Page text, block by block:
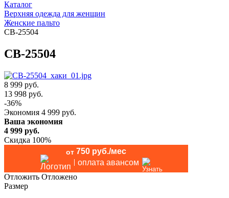
Каталог
Верхняя одежда для женщин
Женские пальто
CB-25504
CB-25504
8 999 руб.
13 998 руб.
-36%
Экономия 4 999 руб.
Ваша экономия
4 999 руб.
Скидка 100%
от 750 руб./мес
оплата авансом
Отложить Отложено
Размер